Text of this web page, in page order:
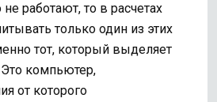
работают, то в расчетах
только один из этих
тот, который выделяет
компьютер,
от которого